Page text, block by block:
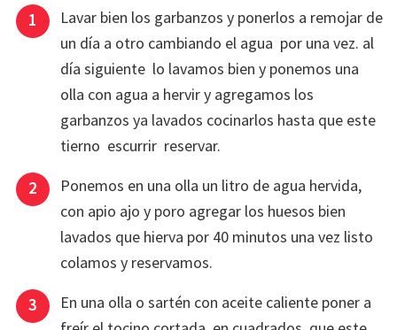
Lavar bien los garbanzos y ponerlos a remojar de
un día a otro cambiando el agua por una vez. al
día siguiente lo lavamos bien y ponemos una
olla con agua a hervir y agregamos los
garbanzos ya lavados cocinarlos hasta que este
tierno escurrir reservar.
Ponemos en una olla un litro de agua hervida,
con apio ajo y poro agregar los huesos bien
lavados que hierva por 40 minutos una vez listo
colamos y reservamos.
En una olla o sartén con aceite caliente poner a